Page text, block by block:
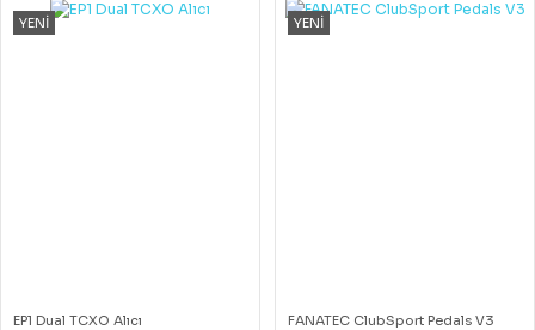
YENİ
EP1 Dual TCXO Alıcı
YENİ
FANATEC ClubSport Pedals V3